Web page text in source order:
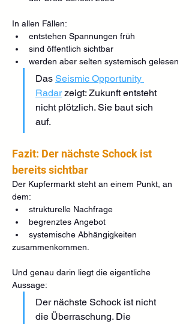
In allen Fällen:
entstehen Spannungen früh
sind öffentlich sichtbar
werden aber selten systemisch gelesen
Das Seismic Opportunity
Radar zeigt: Zukunft entsteht
nicht plötzlich. Sie baut sich
auf.
Fazit: Der nächste Schock ist
bereits sichtbar
Der Kupfermarkt steht an einem Punkt, an
dem:
strukturelle Nachfrage
begrenztes Angebot
systemische Abhängigkeiten
zusammenkommen.
Und genau darin liegt die eigentliche
Aussage:
Der nächste Schock ist nicht
die Überraschung. Die